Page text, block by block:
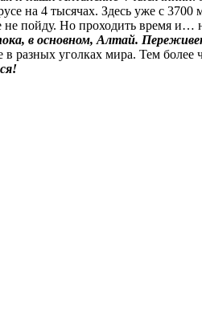
на 4 тысячах. Здесь уже с
не пойду. Но проходить время и…
в основном, Алтай.
уголках мира. Тем более